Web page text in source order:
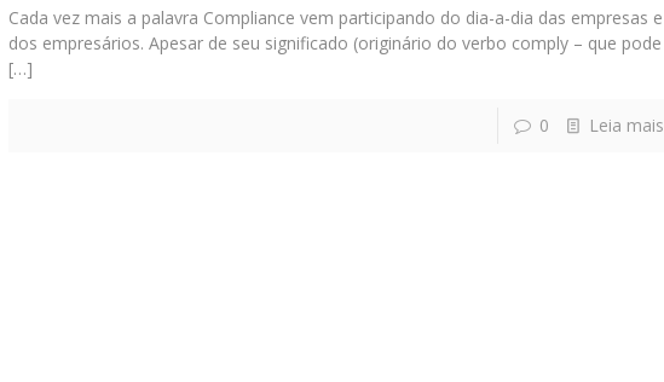
Cada vez mais a palavra Compliance vem participando do dia-a-dia das empresas e
dos empresários. Apesar de seu significado (originário do verbo comply – que pode
[…]
0 Leia mais